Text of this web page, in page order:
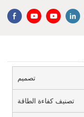
تصميم
تصنيف كفاءة الطاقة